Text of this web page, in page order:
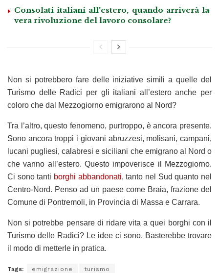
Consolati italiani all’estero, quando arriverà la
vera rivoluzione del lavoro consolare?
Non si potrebbero fare delle iniziative simili a quelle del
Turismo delle Radici per gli italiani all’estero anche per
coloro che dal Mezzogiorno emigrarono al Nord?
Tra l’altro, questo fenomeno, purtroppo, è ancora presente.
Sono ancora troppi i giovani abruzzesi, molisani, campani,
lucani pugliesi, calabresi e siciliani che emigrano al Nord o
che vanno all’estero. Questo impoverisce il Mezzogiorno.
Ci sono tanti borghi abbandonati, tanto nel Sud quanto nel
Centro-Nord. Penso ad un paese come Braia, frazione del
Comune di Pontremoli, in Provincia di Massa e Carrara.
Non si potrebbe pensare di ridare vita a quei borghi con il
Turismo delle Radici? Le idee ci sono. Basterebbe trovare
il modo di metterle in pratica.
Tags: emigrazione turismo